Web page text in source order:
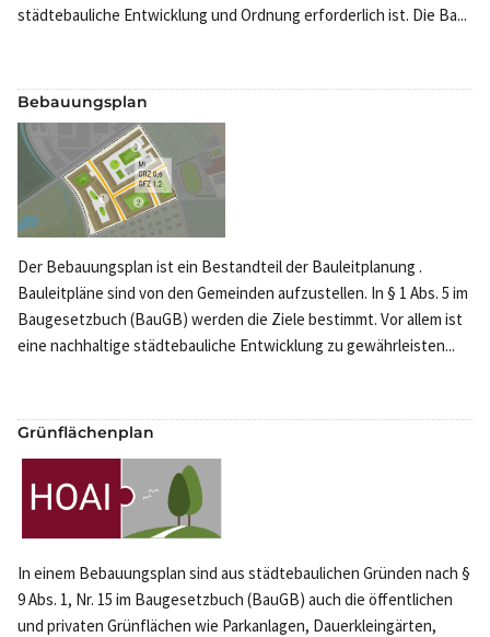
städtebauliche Entwicklung und Ordnung erforderlich ist. Die Ba...
Bebauungsplan
Der Bebauungsplan ist ein Bestandteil der Bauleitplanung .
Bauleitpläne sind von den Gemeinden aufzustellen. In § 1 Abs. 5 im
Baugesetzbuch (BauGB) werden die Ziele bestimmt. Vor allem ist
eine nachhaltige städtebauliche Entwicklung zu gewährleisten...
Grünflächenplan
In einem Bebauungsplan sind aus städtebaulichen Gründen nach §
9 Abs. 1, Nr. 15 im Baugesetzbuch (BauGB) auch die öffentlichen
und privaten Grünflächen wie Parkanlagen, Dauerkleingärten,